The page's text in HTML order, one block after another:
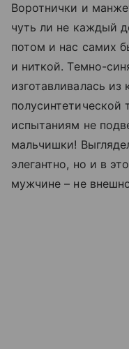
Воротнички и
чуть ли не каждый
потом и нас самих
и ниткой. Темно-
изготавливалась
полусинтетической
испытаниям не
мальчишки!
элегантно, но и в
мужчине – не